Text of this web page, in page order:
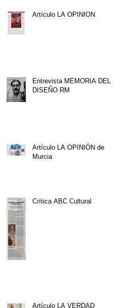
Artículo LA OPINION
Entrevista MEMORIA DEL
DISEÑO RM
Artículo LA OPINIÓN de
Murcia
Crítica ABC Cultural
Artículo LA VERDAD